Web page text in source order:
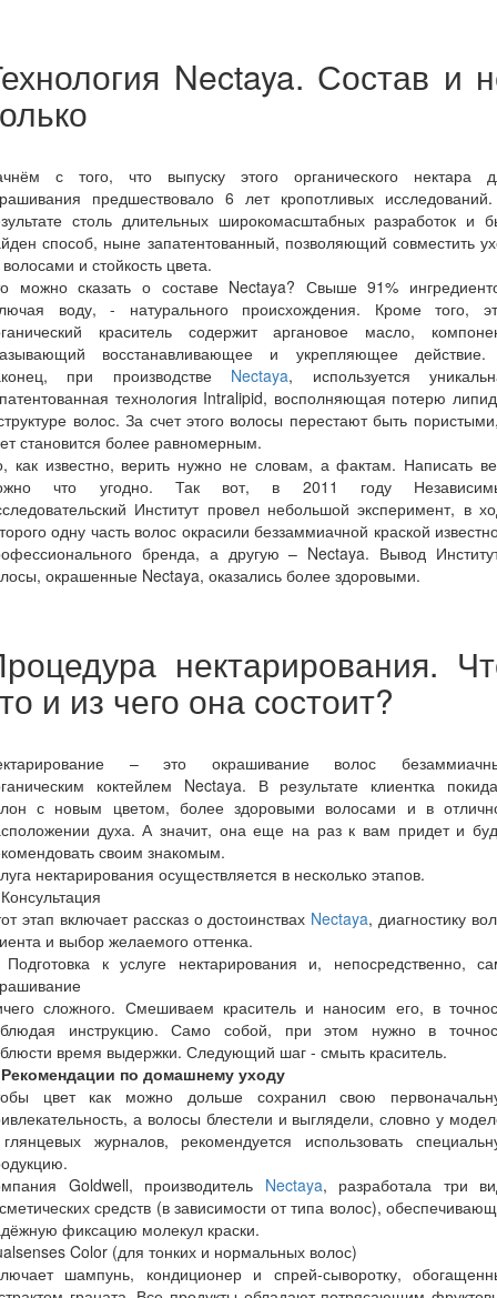
Nectaya. Состав и
с того, что выпуску этого органического нектара
предшествовало 6 лет кропотливых
столь длительных широкомасштабных разработок и
способ, ныне запатентованный, позволяющий совместить
волосами и стойкость цвета.
можно сказать о составе Nectaya? Свыше 91%
воду, - натурального происхождения. Кроме того,
краситель содержит аргановое масло,
восстанавливающее и укрепляющее
при производстве Nectaya, используется
технология Intralipid, восполняющая потерю
волос. За счет этого волосы перестают быть
становится более равномерным.
как известно, верить нужно не словам, а фактам. Написать
что угодно. Так вот, в 2011 году
Институт провел небольшой эксперимент, в
одну часть волос окрасили беззаммиачной краской
бренда, а другую – Nectaya. Вывод
окрашенные Nectaya, оказались более здоровыми.
нектарирования.
и из чего она состоит?
– это окрашивание волос
коктейлем Nectaya. В результате клиентка
с новым цветом, более здоровыми волосами и в
духа. А значит, она еще на раз к вам придет и
своим знакомым.
нектарирования осуществляется в несколько этапов.
этап включает рассказ о достоинствах Nectaya, диагностику
и выбор желаемого оттенка.
к услуге нектарирования и, непосредственно,
сложного. Смешиваем краситель и наносим его, в
инструкцию. Само собой, при этом нужно в
время выдержки. Следующий шаг - смыть краситель.
Рекомендации по домашнему уходу
цвет как можно дольше сохранил свою
а волосы блестели и выглядели, словно у
журналов, рекомендуется использовать
Goldwell, производитель Nectaya, разработала три
средств (в зависимости от типа волос),
фиксацию молекул краски.
Color (для тонких и нормальных волос)
шампунь, кондиционер и спрей-сыворотку,